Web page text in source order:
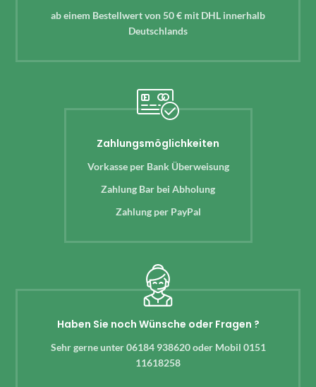
ab einem Bestellwert von 50 € mit DHL innerhalb
Deutschlands
Zahlungsmöglichkeiten
Vorkasse per Bank Überweisung
Zahlung Bar bei Abholung
Zahlung per PayPal
Haben Sie noch Wünsche oder Fragen ?
Sehr gerne unter 06184 938620 oder Mobil 0151
11618258